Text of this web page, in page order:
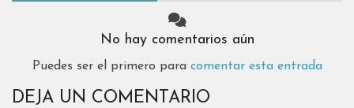
No hay comentarios aún
Puedes ser el primero para comentar esta entrada
DEJA UN COMENTARIO